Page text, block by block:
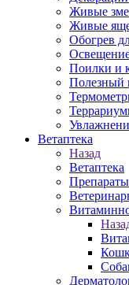
Живые
Живые
Обогрев
Поилки и
Полезный
Ветаптека
Назад
Ветаптека